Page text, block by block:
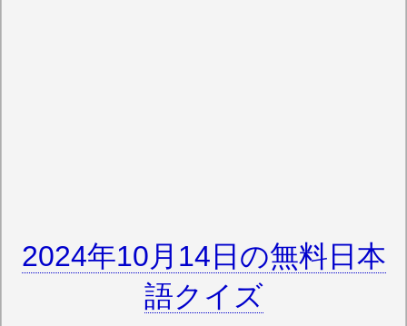
2024年10月14日の無料日本
語クイズ